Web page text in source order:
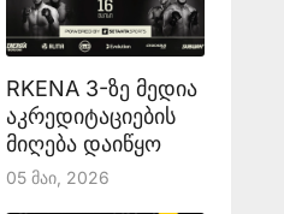
RKENA 3-ზე მედია
აკრედიტაციების
მიღება დაიწყო
05 Მაი, 2026